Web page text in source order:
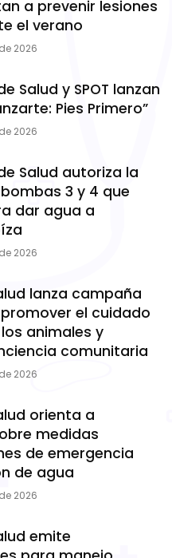
a prevenir lesiones
el verano
2026
Salud y SPOT lanzan
Pies Primero”
2026
Salud autoriza la
3 y 4 que
dar agua a
2026
lanza campaña
el cuidado
animales y
comunitaria
2026
orienta a
medidas
de emergencia
de agua
2026
emite